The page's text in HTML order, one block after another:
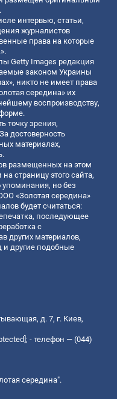
интервью, статьи,
журналистов
права на которые
Getty Images редакция
законом Украины
никто не имеет права
середина» их
воспроизводству,
точку зрения,
достоверность
материалах,
размещенных на этом
страницу этого сайта,
упоминания, но без
«Золотая середина»
будет считаться:
последующее
с
других материалов,
и другие подобные
д. 7, г. Киев,
; - телефон — (044)
середина".